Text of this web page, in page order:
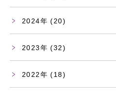
2024 (20)
2023 (32)
2022 (18)